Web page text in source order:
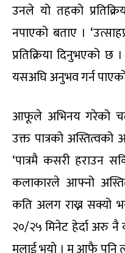
उनले यो तहको
नपाएको बताए ।
प्रतिक्रिया दिनुभएको छ
यसअघि अनुभव गर्न
आफूले अभिनय गरेको
उक्त पात्रको
‘पात्रमै कसरी हराउन
कलाकारले आफ्नो
कति अलग राख्न सक्यो
२०/२५ मिनेट हेर्दा अरु